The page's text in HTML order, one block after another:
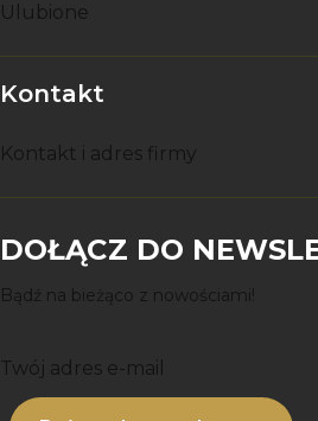
Ulubione
Kontakt
Kontakt i adres firmy
DOŁĄCZ DO
Bądź na bieżąco z nowościami!
Twój adres e-mail